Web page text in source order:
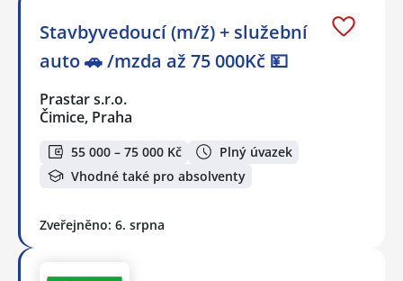
Stavbyvedoucí (m/ž) + služební
auto 🚗 /mzda až 75 000Kč 💴
Prastar s.r.o.
Čimice, Praha
55 000 – 75 000 Kč
Plný úvazek
Vhodné také pro absolventy
Zveřejněno: 6. srpna